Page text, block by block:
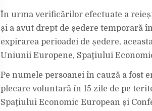
În urma verificărilor efectuate a
și a avut drept de ședere temporară
expirarea perioadei de ședere,
Uniunii Europene, Spaţiului
Pe numele persoanei în cauză a fost
plecare voluntară în 15 zile de pe
Spaţiului Economic European şi